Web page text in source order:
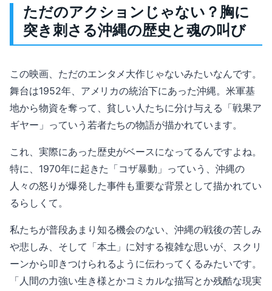
ただのアクションじゃない？胸に
突き刺さる沖縄の歴史と魂の叫び
この映画、ただのエンタメ大作じゃないみたいなんです。
舞台は1952年、アメリカの統治下にあった沖縄。米軍基
地から物資を奪って、貧しい人たちに分け与える「戦果ア
ギヤー」っていう若者たちの物語が描かれています。
これ、実際にあった歴史がベースになってるんですよね。
特に、1970年に起きた「コザ暴動」っていう、沖縄の
人々の怒りが爆発した事件も重要な背景として描かれてい
るらしくて。
私たちが普段あまり知る機会のない、沖縄の戦後の苦しみ
や悲しみ、そして「本土」に対する複雑な思いが、スクリ
ーンから叩きつけられるように伝わってくるみたいです。
「人間の力強い生き様とかコミカルな描写とか残酷な現実